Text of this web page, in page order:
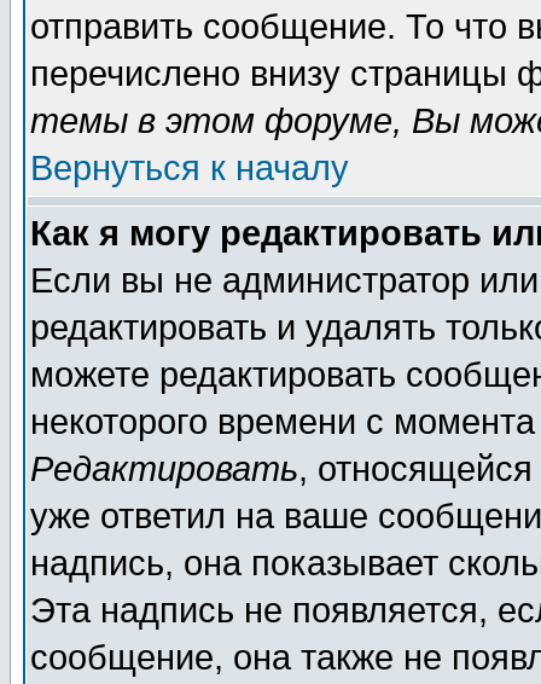
отправить сообщение. То что
перечислено внизу страницы
темы в этом форуме, Вы
Вернуться к началу
Как я могу редактировать
Если вы не администратор
редактировать и удалять
можете редактировать
некоторого времени с
Редактировать,
уже ответил на ваше
надпись, она показывает
Эта надпись не появляется,
сообщение, она также не